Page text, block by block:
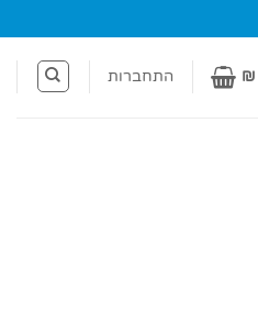
₪ התחברות